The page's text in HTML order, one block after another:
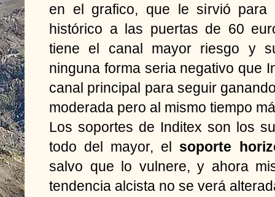
en el grafico, que le sirvió para
histórico a las puertas de 60
tiene el canal mayor riesgo y
ninguna forma seria negativo que
canal principal para seguir
moderada pero al mismo tiempo
Los soportes de Inditex son los
todo del mayor, el soporte
salvo que lo vulnere, y ahora
tendencia alcista no se verá